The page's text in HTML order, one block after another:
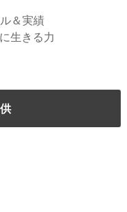
＆実績
生きる力